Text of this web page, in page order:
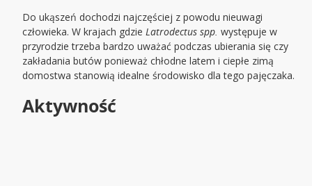
Do ukąszeń dochodzi najczęściej z powodu nieuwagi
człowieka. W krajach gdzieLatrodectus spp. występuje w
przyrodzie trzeba bardzo uważać podczas ubierania się czy
zakładania butów ponieważ chłodne latem i ciepłe zimą
domostwa stanowią idealne środowisko dla tego pajęczaka.
Aktywność